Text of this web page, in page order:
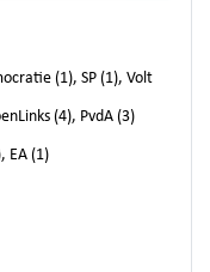
(1), SP (1), Volt
(4), PvdA (3)
EA (1)